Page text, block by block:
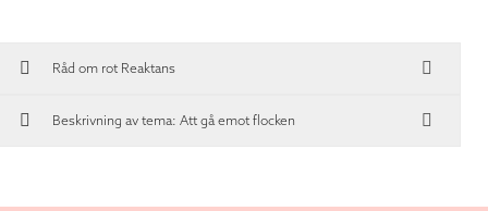
Råd om rot Reaktans
Beskrivning av tema: Att gå emot flocken